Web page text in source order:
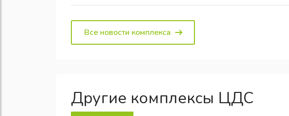
Все новости комплекса
Другие комплексы ЦДС